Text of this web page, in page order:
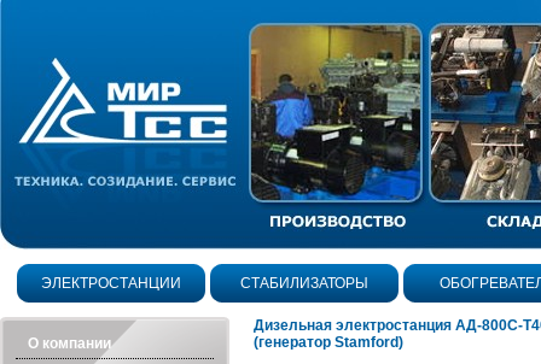
ЭЛЕКТРОСТАНЦИИ СТАБИЛИЗАТОРЫ
О компании
Дизельная электростанция АД-800С-
(генератор Stamford)